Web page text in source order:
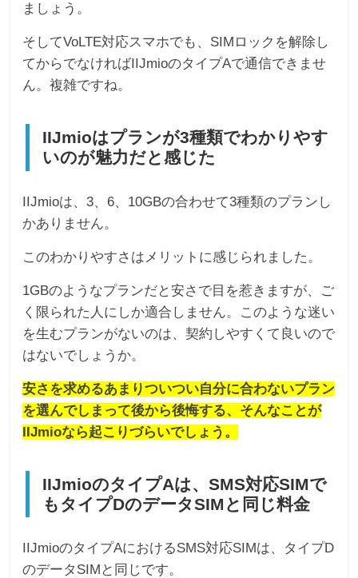
ましょう。
そしてVoLTE対応スマホでも、SIMロックを解除し
てからでなければIIJmioのタイプAで通信できませ
ん。複雑ですね。
IIJmioはプランが3種類でわかりやす
いのが魅力だと感じた
IIJmioは、3、6、10GBの合わせて3種類のプランし
かありません。
このわかりやすさはメリットに感じられました。
1GBのようなプランだと安さで目を惹きますが、ご
く限られた人にしか適合しません。このような迷い
を生むプランがないのは、契約しやすくて良いので
はないでしょうか。
安さを求めるあまりついつい自分に合わないプラン
を選んでしまって後から後悔する、そんなことが
IIJmioなら起こりづらいでしょう。
IIJmioのタイプAは、SMS対応SIMで
もタイプDのデータSIMと同じ料金
IIJmioのタイプAにおけるSMS対応SIMは、タイプD
のデータSIMと同じです。